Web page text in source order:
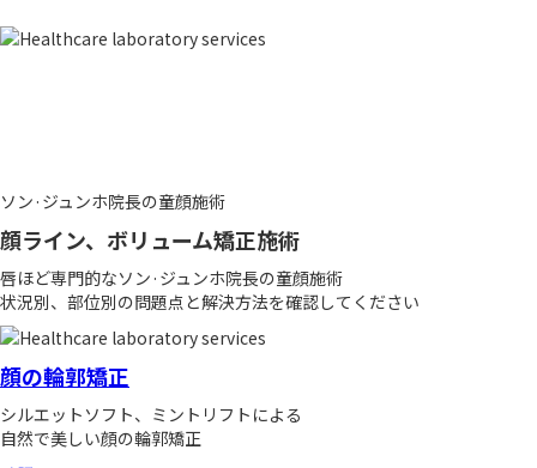
ソン·ジュンホ院長の童顔施術
顔ライン、ボリューム矯正施術
唇ほど専門的なソン·ジュンホ院長の童顔施術
状況別、部位別の問題点と解決方法を確認してください
顔の輪郭矯正
シルエットソフト、ミントリフトによる
自然で美しい顔の輪郭矯正